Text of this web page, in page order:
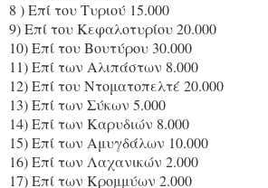
8 ) Επί του Τυριού 15.000
9) Επί του Κεφαλοτυρίου 20.000
10) Επί του Βουτύρου 30.000
11) Επί των Αλιπάστων 8.000
12) Επί του Ντοματοπελτέ 20.000
13) Επί των Σύκων 5.000
14) Επί των Καρυδιών 8.000
15) Επί των Αμυγδάλων 10.000
16) Επί των Λαχανικών 2.000
17) Επί των Κρομμύων 2.000